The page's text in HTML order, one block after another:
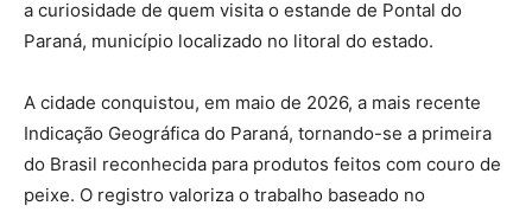
a curiosidade de quem visita o estande de Pontal do
Paraná, município localizado no litoral do estado.
A cidade conquistou, em maio de 2026, a mais recente
Indicação Geográfica do Paraná, tornando-se a primeira
do Brasil reconhecida para produtos feitos com couro de
peixe. O registro valoriza o trabalho baseado no